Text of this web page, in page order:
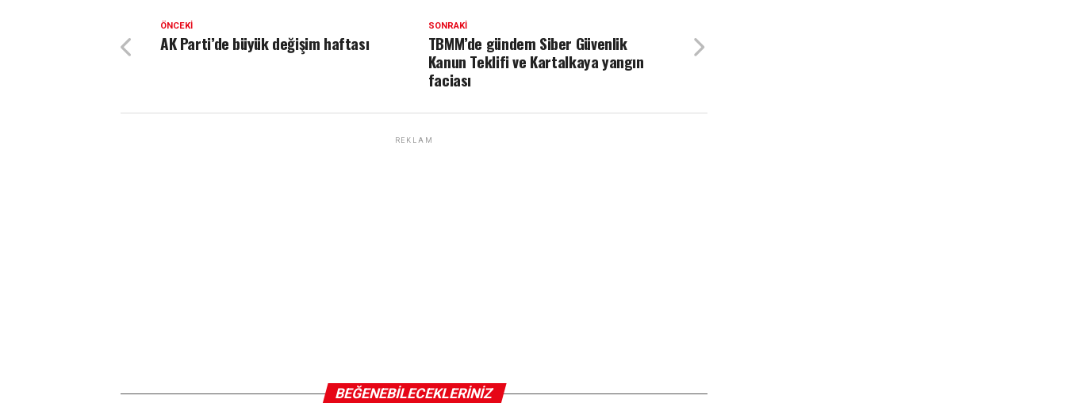
SONRAKI
TBMM’de gündem Siber Güvenlik
Kanun Teklifi ve Kartalkaya yangın
faciası
ÖNCEKI
AK Parti’de büyük değişim haftası
REKLAM
BEĞENEBILECEKLERINIZ